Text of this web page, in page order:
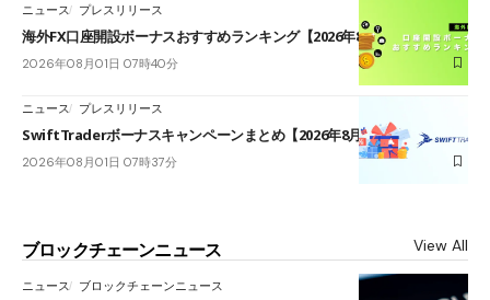
ニュース プレスリリース
海外FX口座開設ボーナスおすすめランキング【2026年8月最新】
2026年08月01日 07時40分
ニュース プレスリリース
SwiftTraderボーナスキャンペーンまとめ【2026年8月最新】
2026年08月01日 07時37分
ブロックチェーンニュース View All
ニュース ブロックチェーンニュース